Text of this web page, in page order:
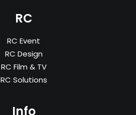
RC
RC Event
RC Design
RC Film & TV
RC Solutions
Info